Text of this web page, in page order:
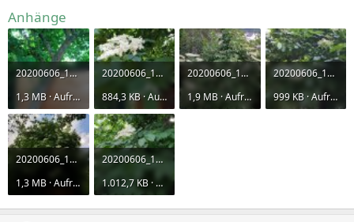
Anhänge
20200606_194234.jpg
1,3 MB · Aufrufe: 425
20200606_194153.jpg
884,3 KB · Aufrufe: 460
20200606_194026.jpg
1,9 MB · Aufrufe: 467
20200606_194146.jpg
999 KB · Aufrufe: 439
20200606_194210.jpg
1,3 MB · Aufrufe: 464
20200606_194238.jpg
1.012,7 KB · Aufrufe: 482